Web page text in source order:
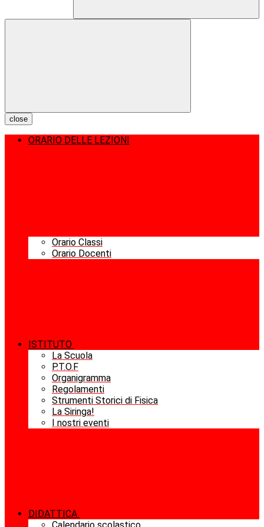
close
ORARIO DELLE LEZIONI
Orario Classi
Orario Docenti
ISTITUTO
La Scuola
P.T.O.F
Organigramma
Regolamenti
Strumenti Storici di Fisica
La Siringa!
I nostri eventi
DIDATTICA